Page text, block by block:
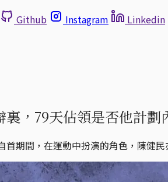
Github Instagram Linkedin
，79天佔領是否他計劃
期間，在運動中扮演的角色，陳健